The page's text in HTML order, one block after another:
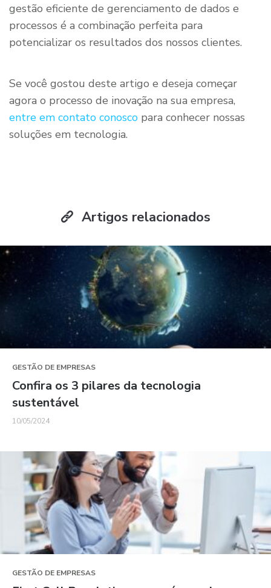
gestão eficiente de gerenciamento de dados e
processos é a combinação perfeita para
potencializar os resultados dos nossos clientes.
Se você gostou deste artigo e deseja começar
agora o processo de inovação na sua empresa,
entre em contato conosco para conhecer nossas
soluções em tecnologia.
Artigos relacionados
GESTÃO DE EMPRESAS
Confira os 3 pilares da tecnologia
sustentável
10/05/2024
GESTÃO DE EMPRESAS